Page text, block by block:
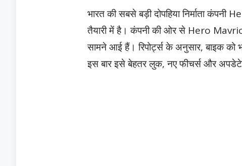
भारत की सबसे बड़ी दोपहिया निर्माता
तैयारी में है। कंपनी की ओर से Hero
सामने आई हैं। रिपोर्ट्स के अनुसार, बाइक को
इस बार इसे बेहतर लुक, नए फीचर्स और